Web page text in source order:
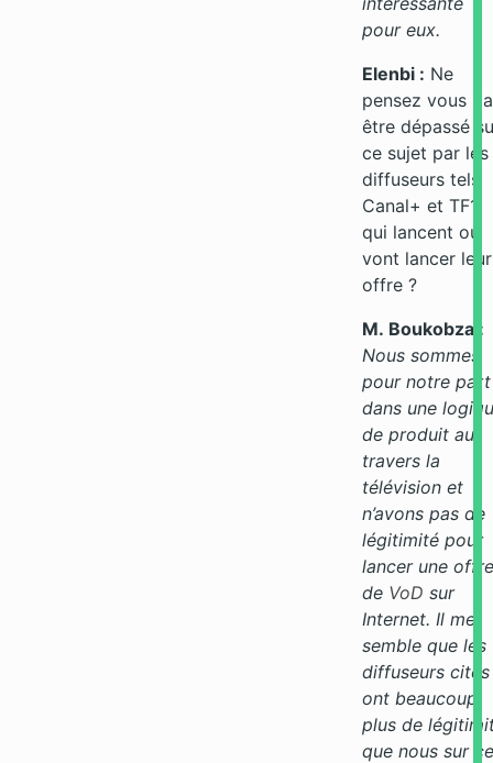
pour eux.
Elenbi : Ne
pensez vous
être dépassé
ce sujet par les
diffuseurs tels
Canal+ et TF1
qui lancent ou
vont lancer leur
offre ?
M. Boukobza :
Nous sommes
pour notre part
dans une
de produit au
travers la
télévision et
n’avons pas de
légitimité pour
lancer une offre
de VoD sur
Internet. Il me
semble que les
diffuseurs cités
ont beaucoup
plus de
que nous sur ce